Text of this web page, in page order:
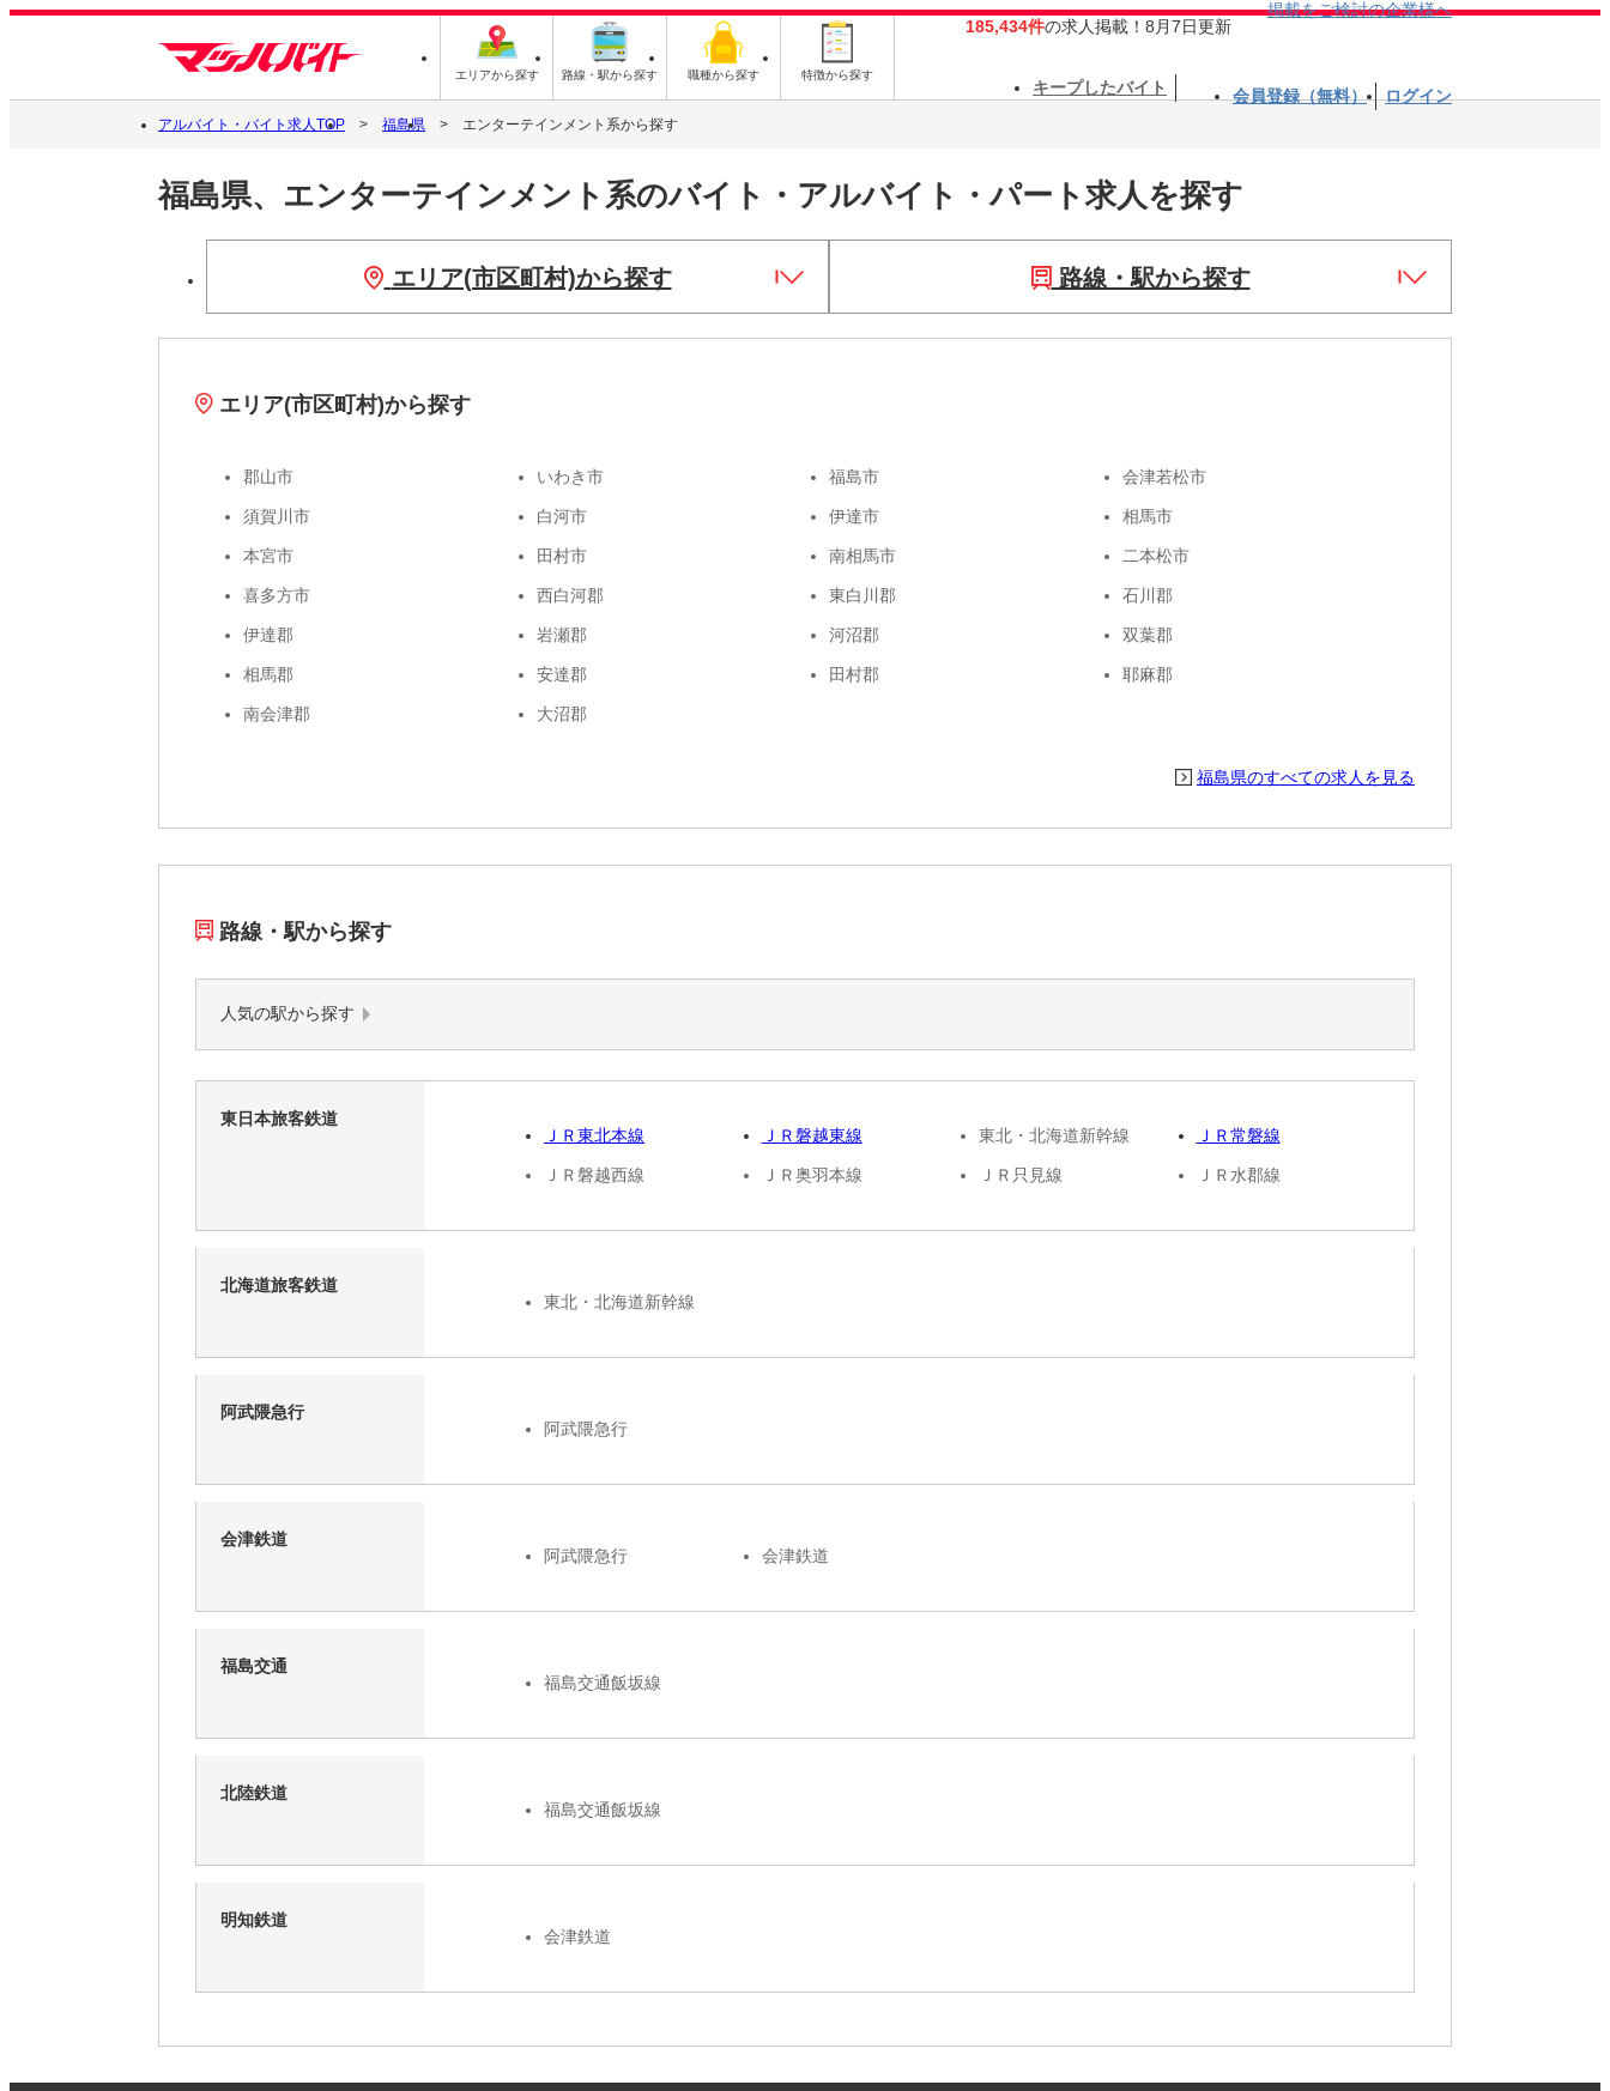
エリアから探す 路線・駅から探す 職種から探す 特徴から探す
185,434件の求人掲載！8月7日更新
掲載をご検討の企業様へ
キープしたバイト 会員登録（無料） ログイン
アルバイト・バイト求人TOP 福島県 エンターテインメント系から探す
福島県、エンターテインメント系のバイト・アルバイト・パート求人を探す
エリア(市区町村)から探す 路線・駅から探す
エリア(市区町村)から探す
郡山市 いわき市 福島市 会津若松市
須賀川市 白河市 伊達市 相馬市
本宮市 田村市 南相馬市 二本松市
喜多方市 西白河郡 東白川郡 石川郡
伊達郡 岩瀬郡 河沼郡 双葉郡
相馬郡 安達郡 田村郡 耶麻郡
南会津郡 大沼郡
福島県のすべての求人を見る
路線・駅から探す
人気の駅から探す
東日本旅客鉄道
ＪＲ東北本線
ＪＲ磐越東線 東北・北海道新幹線 ＪＲ常磐線
ＪＲ磐越西線 ＪＲ奥羽本線 ＪＲ只見線 ＪＲ水郡線
北海道旅客鉄道
東北・北海道新幹線
阿武隈急行
阿武隈急行
会津鉄道
阿武隈急行
会津鉄道
福島交通
福島交通飯坂線
北陸鉄道
福島交通飯坂線
明知鉄道
会津鉄道